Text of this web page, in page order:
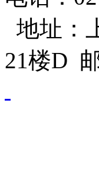
地址：
21楼D